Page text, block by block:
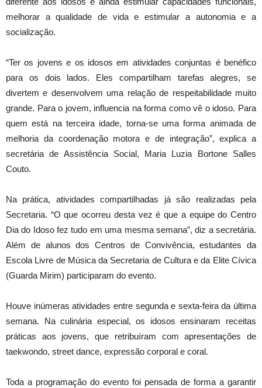
melhorar a qualidade de vida e estimular a autonomia e a
socialização.
“Ter os jovens e os idosos em atividades conjuntas é benéfico
para os dois lados. Eles compartilham tarefas alegres, se
divertem e desenvolvem uma relação de respeitabilidade muito
grande. Para o jovem, influencia na forma como vê o idoso. Para
quem está na terceira idade, torna-se uma forma animada de
melhoria da coordenação motora e de integração”, explica a
secretária de Assistência Social, Maria Luzia Bortone Salles
Couto.
Na prática, atividades compartilhadas já são realizadas pela
Secretaria. “O que ocorreu desta vez é que a equipe do Centro
Dia do Idoso fez tudo em uma mesma semana”, diz a secretária.
Além de alunos dos Centros de Convivência, estudantes da
Escola Livre de Música da Secretaria de Cultura e da Elite Cívica
(Guarda Mirim) participaram do evento.
Houve inúmeras atividades entre segunda e sexta-feira da última
semana. Na culinária especial, os idosos ensinaram receitas
práticas aos jovens, que retribuíram com apresentações de
taekwondo, street dance, expressão corporal e coral.
Toda a programação do evento foi pensada de forma a garantir